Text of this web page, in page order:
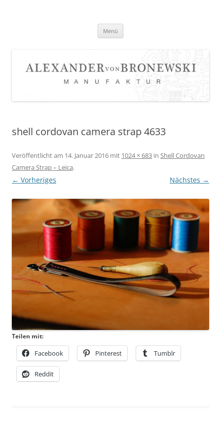
Menü
shell cordovan camera strap 4633
Veröffentlicht am 14. Januar 2016 mit 1024 × 683 in Shell Cordovan
Camera Strap – Leica.
← Vorheriges Nächstes →
Teilen mit:
Facebook Pinterest Tumblr
Reddit